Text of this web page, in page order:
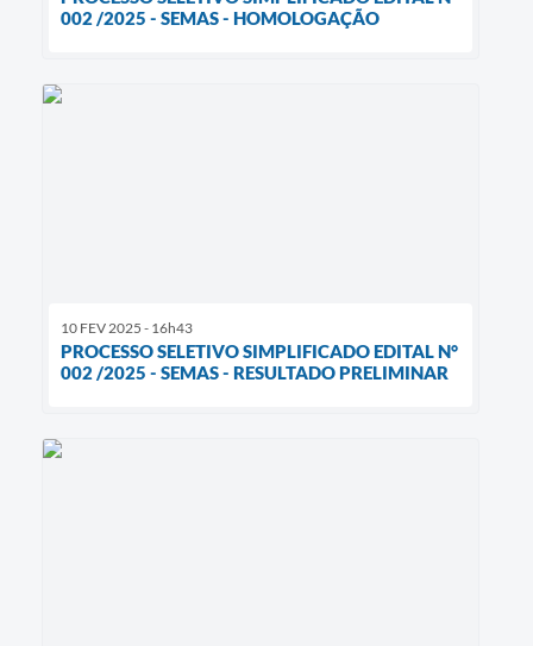
002 /2025 - SEMAS - HOMOLOGAÇÃO
10 FEV 2025 - 16h43
PROCESSO SELETIVO SIMPLIFICADO EDITAL N°
002 /2025 - SEMAS - RESULTADO PRELIMINAR